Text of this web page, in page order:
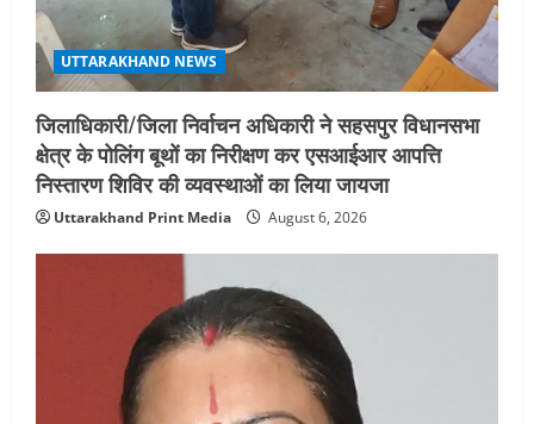
UTTARAKHAND NEWS
जिलाधिकारी/जिला निर्वाचन अधिकारी ने सहसपुर विधानसभा
क्षेत्र के पोलिंग बूथों का निरीक्षण कर एसआईआर आपत्ति
निस्तारण शिविर की व्यवस्थाओं का लिया जायजा
Uttarakhand Print Media August 6, 2026